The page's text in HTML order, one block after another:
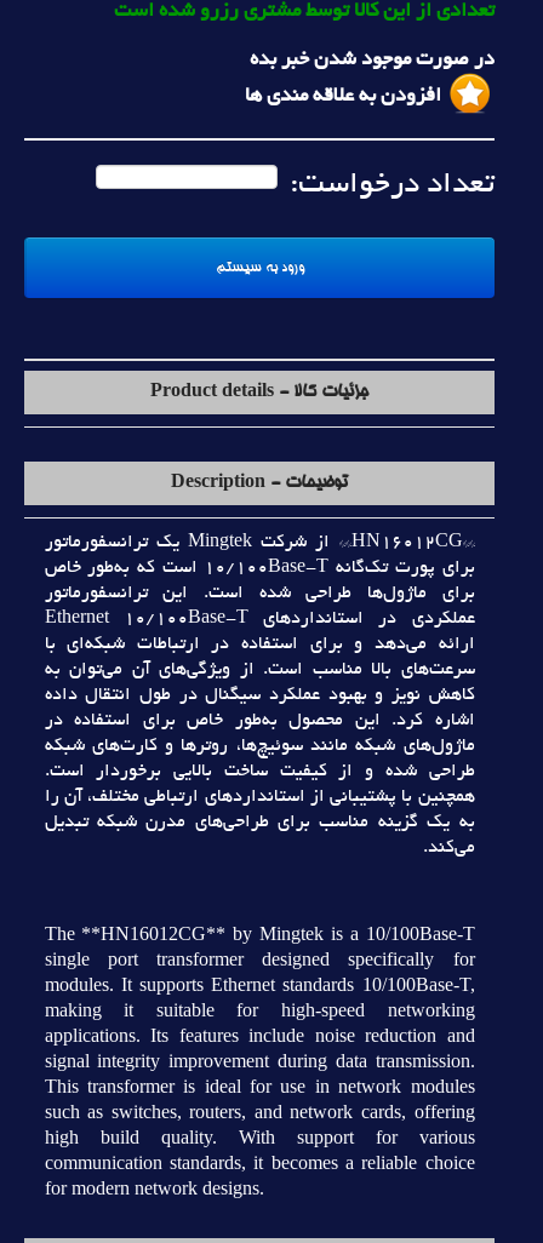
تعدادی از این کالا توسط مشتری رزرو شده است
در صورت موجود شدن خبر بده
افزودن به علاقه مندی ها
تعداد درخواست:
جزئیات کالا - Product details
توضیحات - Description
**HN16012CG** از شرکت Mingtek يک ترانسفورماتور
براي پورت تک‌گانه 10/100Base-T است که به‌طور خاص
براي ماژول‌ها طراحي شده است. اين ترانسفورماتور
عملکردي در استانداردهاي Ethernet 10/100Base-T
ارائه مي‌دهد و براي استفاده در ارتباطات شبکه‌اي با
سرعت‌هاي بالا مناسب است. از ويژگي‌هاي آن مي‌توان به
کاهش نويز و بهبود عملکرد سيگنال در طول انتقال داده
اشاره کرد. اين محصول به‌طور خاص براي استفاده در
ماژول‌هاي شبکه مانند سوئيچ‌ها، روترها و کارت‌هاي شبکه
طراحي شده و از کيفيت ساخت بالايي برخوردار است.
همچنين با پشتيباني از استانداردهاي ارتباطي مختلف، آن را
به يک گزينه مناسب براي طراحي‌هاي مدرن شبکه تبديل
مي‌کند.
The **HN16012CG** by Mingtek is a 10/100Base-T
single port transformer designed specifically for
modules. It supports Ethernet standards 10/100Base-T,
making it suitable for high-speed networking
applications. Its features include noise reduction and
signal integrity improvement during data transmission.
This transformer is ideal for use in network modules
such as switches, routers, and network cards, offering
high build quality. With support for various
communication standards, it becomes a reliable choice
for modern network designs.